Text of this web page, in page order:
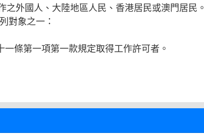
之外國人、大陸地區人民、香港居民或澳門居民。
對象之一：
條第一項第一款規定取得工作許可者。